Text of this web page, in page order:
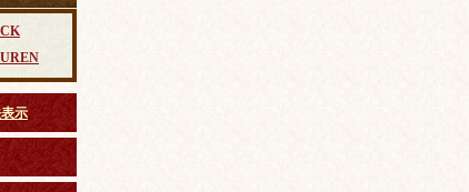
示